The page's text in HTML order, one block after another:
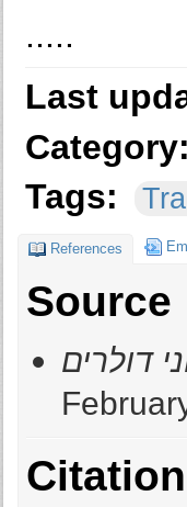
.....
Last
Category:
Tags:
References
Source
Citation